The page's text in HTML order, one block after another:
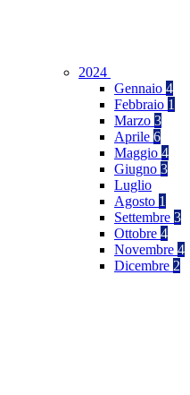
2024
Gennaio 4
Febbraio 1
Marzo 3
Aprile 6
Maggio 4
Giugno 3
Luglio
Agosto 1
Settembre 3
Ottobre 4
Novembre 4
Dicembre 2